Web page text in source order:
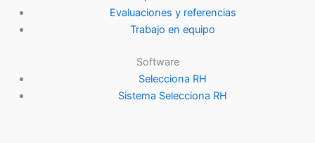
Evaluaciones y referencias
Trabajo en equipo
Software
Selecciona RH
Sistema Selecciona RH